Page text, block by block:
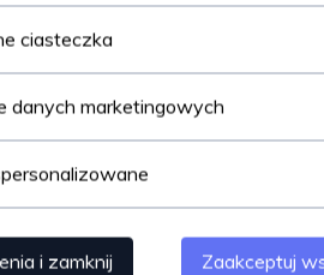
do montażu na szynę DIN TH35.
ciasteczka
danych marketingowych
i zamknij Zaakceptuj